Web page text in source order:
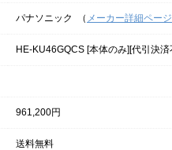
パナソニック （ メーカー詳細ページ
HE-KU46GQCS [本体のみ][代引決済
961,200円
送料無料